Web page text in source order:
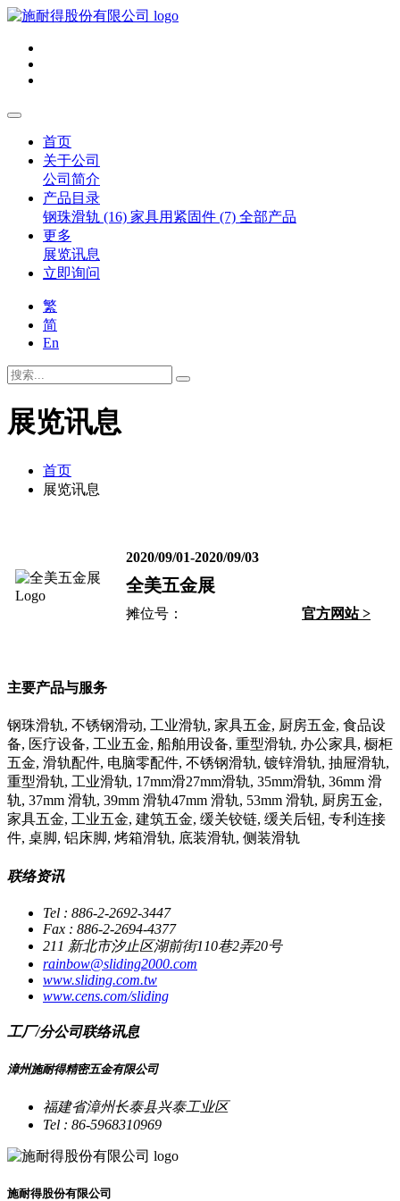
首页
关于公司
公司简介
产品目录
钢珠滑轨 (16) 家具用紧固件 (7) 全部产品
更多
展览讯息
立即询问
繁
简
En
展览讯息
首页
展览讯息
2020/09/01-2020/09/03
全美五金展
摊位号： 官方网站 >
主要产品与服务
钢珠滑轨, 不锈钢滑动, 工业滑轨, 家具五金, 厨房五金, 食品设
备, 医疗设备, 工业五金, 船舶用设备, 重型滑轨, 办公家具, 橱柜
五金, 滑轨配件, 电脑零配件, 不锈钢滑轨, 镀锌滑轨, 抽屉滑轨,
重型滑轨, 工业滑轨, 17mm滑27mm滑轨, 35mm滑轨, 36mm 滑
轨, 37mm 滑轨, 39mm 滑轨47mm 滑轨, 53mm 滑轨, 厨房五金,
家具五金, 工业五金, 建筑五金, 缓关铰链, 缓关后钮, 专利连接
件, 桌脚, 铝床脚, 烤箱滑轨, 底装滑轨, 侧装滑轨
联络资讯
Tel : 886-2-2692-3447
Fax : 886-2-2694-4377
211 新北市汐止区湖前街110巷2弄20号
rainbow@sliding2000.com
www.sliding.com.tw
www.cens.com/sliding
工厂/分公司联络讯息
漳州施耐得精密五金有限公司
福建省漳州长泰县兴泰工业区
Tel : 86-5968310969
施耐得股份有限公司